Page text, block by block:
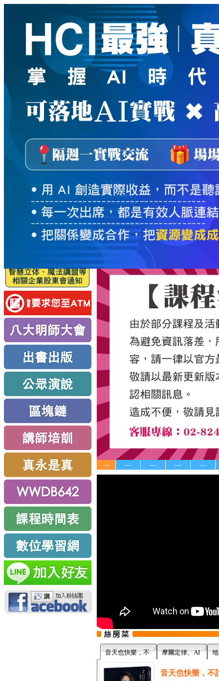
網
路
新
思
路
— — — — —
音天也快樂，不 摩爾定律、AI
音天也快樂，不